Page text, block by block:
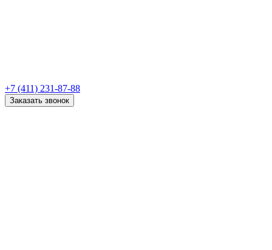
+7 (411) 231-87-88
Заказать звонок